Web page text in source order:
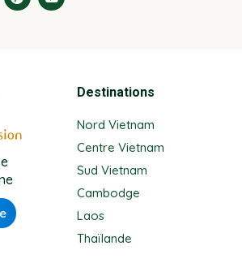
Destinations
Nord Vietnam
Centre Vietnam
Sud Vietnam
Cambodge
Laos
Thaïlande